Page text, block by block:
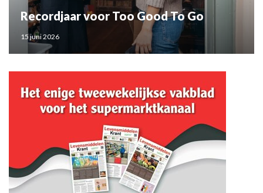
Recordjaar voor Too Good To Go
15 juni 2026